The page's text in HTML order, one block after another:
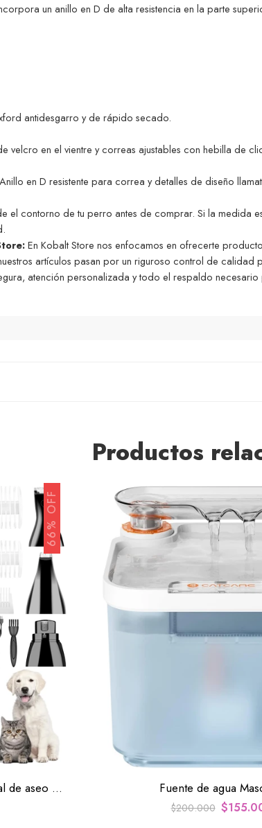
un anillo en D de alta resistencia en la parte
antidesgarro y de rápido secado.
velcro en el vientre y correas ajustables con hebilla de
en D resistente para correa y detalles de diseño
el contorno de tu perro antes de comprar. Si la medida
En Kobalt Store nos enfocamos en ofrecerte
artículos pasan por un riguroso control de
atención personalizada y todo el respaldo
Productos
66% OFF
Cortapelos 4 en 1 para mascotas profesional de aseo personal Fuente de agua
$200.000 $